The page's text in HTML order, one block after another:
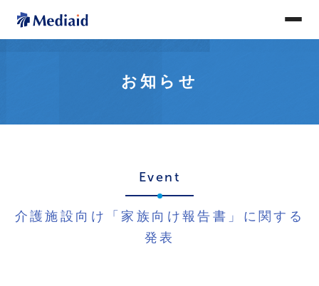
お知らせ
Event
介護施設向け「家族向け報告書」に関する
発表